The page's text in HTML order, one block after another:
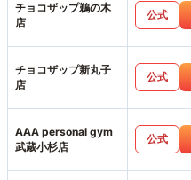
チョコザップ鵜の木
店
公式
チョコザップ新丸子
店
公式
AAA personal gym
武蔵小杉店
公式